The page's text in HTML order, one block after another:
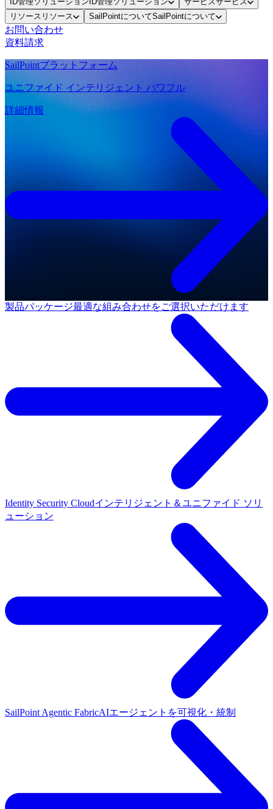
リソース リソース SailPointについてSailPointについて
お問い合わせ
資料請求
SailPointプラットフォーム
ユニファイド インテリジェント パワフル
詳細情報
製品パッケージ最適な組み合わせをご選択いただけます
Identity Security Cloudインテリジェント＆ユニファイド ソリ
ューション
SailPoint Agentic FabricAIエージェントを可視化・統制